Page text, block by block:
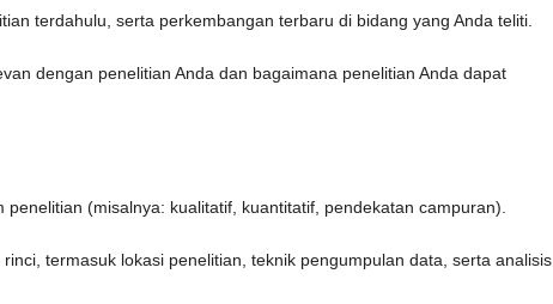
terdahulu, serta perkembangan terbaru di bidang yang Anda teliti.
dengan penelitian Anda dan bagaimana penelitian Anda dapat
(misalnya: kualitatif, kuantitatif, pendekatan campuran).
termasuk lokasi penelitian, teknik pengumpulan data, serta analisis